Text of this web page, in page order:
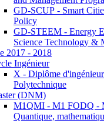
GD-SCUP - Smart
Policy
GD-STEEM - Energy
Science Technology &
2017 - 2018
Ingénieur
X - Diplôme
Polytechnique
(DNM)
M1QMI - M1 FODQ -
Quantique,